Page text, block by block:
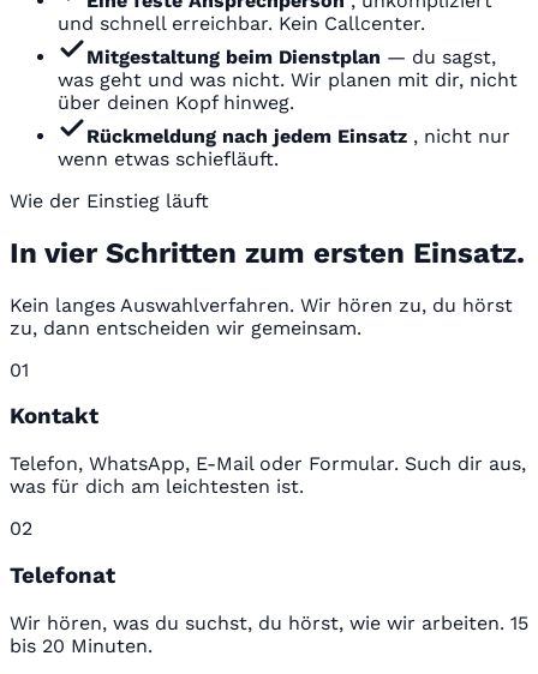
und schnell erreichbar. Kein Callcenter.
Mitgestaltung beim Dienstplan — du sagst,
was geht und was nicht. Wir planen mit dir, nicht
über deinen Kopf hinweg.
Rückmeldung nach jedem Einsatz , nicht nur
wenn etwas schiefläuft.
Wie der Einstieg läuft
In vier Schritten zum ersten Einsatz.
Kein langes Auswahlverfahren. Wir hören zu, du hörst
zu, dann entscheiden wir gemeinsam.
01
Kontakt
Telefon, WhatsApp, E-Mail oder Formular. Such dir aus,
was für dich am leichtesten ist.
02
Telefonat
Wir hören, was du suchst, du hörst, wie wir arbeiten. 15
bis 20 Minuten.